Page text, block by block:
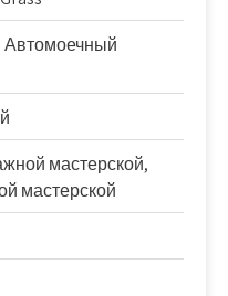
Автомоечный
мастерской,
мастерской